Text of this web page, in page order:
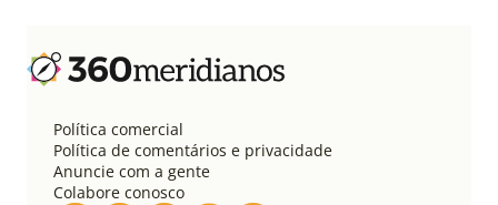
Política comercial
Política de comentários e privacidade
Anuncie com a gente
Colabore conosco